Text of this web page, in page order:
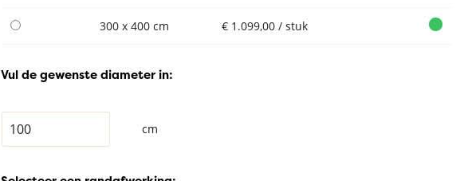
300 x 400 cm € 1.099,00 / stuk
Vul de gewenste diameter in:
cm